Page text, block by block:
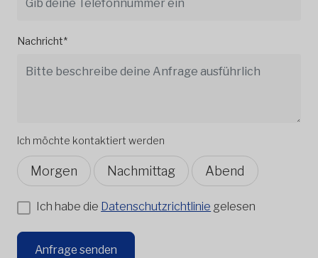
Nachricht*
Ich möchte kontaktiert werden
Morgen Nachmittag Abend
Ich habe die Datenschutzrichtlinie gelesen
Anfrage senden